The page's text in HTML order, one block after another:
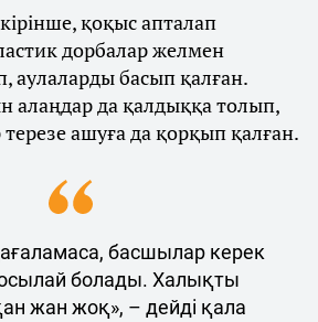
қоқыс апталап
дорбалар желмен
аулаларды басып қалған.
алаңдар да қалдыққа толып,
терезе ашуға да қорқып қалған.
басшылар керек
болады. Халықты
жан жоқ», – дейді қала